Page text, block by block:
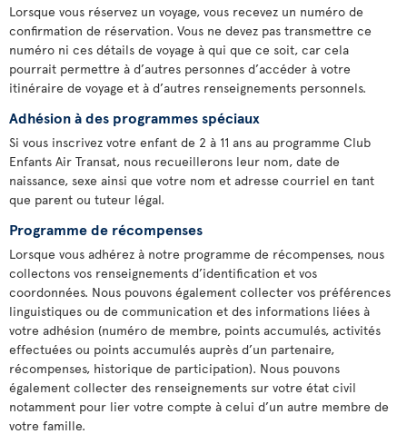
Lorsque vous réservez un voyage, vous recevez un numéro de
confirmation de réservation. Vous ne devez pas transmettre ce
numéro ni ces détails de voyage à qui que ce soit, car cela
pourrait permettre à d’autres personnes d’accéder à votre
itinéraire de voyage et à d’autres renseignements personnels.
Adhésion à des programmes spéciaux
Si vous inscrivez votre enfant de 2 à 11 ans au programme Club
Enfants Air Transat, nous recueillerons leur nom, date de
naissance, sexe ainsi que votre nom et adresse courriel en tant
que parent ou tuteur légal.
Programme de récompenses
Lorsque vous adhérez à notre programme de récompenses, nous
collectons vos renseignements d’identification et vos
coordonnées. Nous pouvons également collecter vos préférences
linguistiques ou de communication et des informations liées à
votre adhésion (numéro de membre, points accumulés, activités
effectuées ou points accumulés auprès d’un partenaire,
récompenses, historique de participation). Nous pouvons
également collecter des renseignements sur votre état civil
notamment pour lier votre compte à celui d’un autre membre de
votre famille.